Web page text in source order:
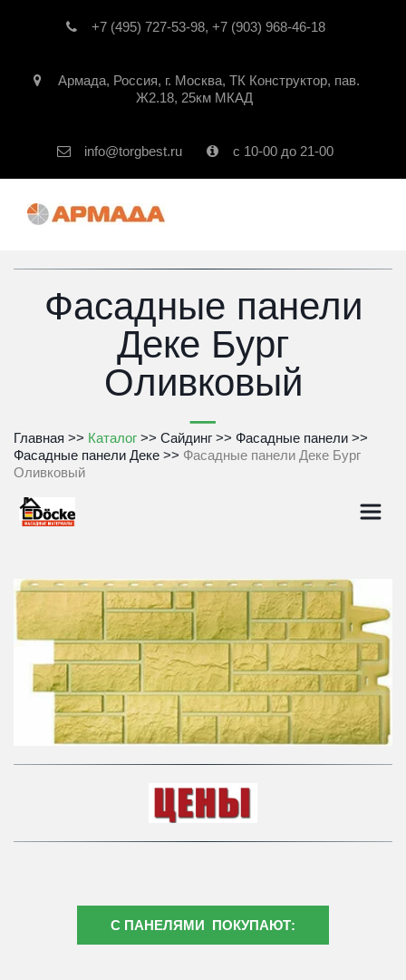
+7 (495) 727-53-98, +7 (903) 968-46-18
Армада, Россия, г. Москва, ТК Конструктор, пав.
Ж2.18, 25км МКАД
info@torgbest.ru с 10-00 до 21-00
Фасадные панели
Деке Бург
Оливковый
Главная >> Каталог >> Сайдинг >> Фасадные панели >>
Фасадные панели Деке >> Фасадные панели Деке Бург
Оливковый
С ПАНЕЛЯМИ ПОКУПАЮТ: